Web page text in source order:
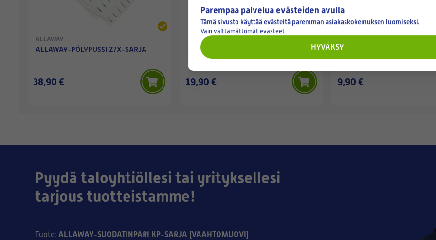
ALLAWAY
ALLAWAY-PÖLYPUSSI Z/X-SARJA
38,90 €
ALLAWAY
ALLAWAY-HIENOSUODATIN A/C- JA
Z/X-SARJA (TARVIKE)
19,90 €
ALLAWAY/PUZER -
(TARVIKE) (5 KPL)
9,90 €
Pyydä taloyhtiöllesi tai yrityksellesi
tarjous tuotteistamme!
Tuote: ALLAWAY-SUODATINPARI KP-SARJA (VAAHTOMUOVI)
Parempaa palvelua evästeiden avulla
Tämä sivusto käyttää evästeitä paremman asiakaskokemuksen luomiseksi.
Vain välttämättömät evästeet
HYVÄKSY